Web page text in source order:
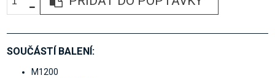
SOUČÁSTÍ BALENÍ:
M1200